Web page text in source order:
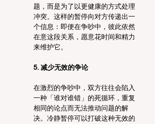
题，而是为了以更健康的方式处理
冲突。这样的暂停向对方传递出一
个信息：即便在争吵中，彼此依然
在意这段关系，愿意花时间和精力
来维护它。
5. 减少无效的争论
在激烈的争吵中，双方往往会陷入
一种「谁对谁错」的死循环，重复
相同的论点而无法推动问题的解
决。冷静暂停可以打破这种无效的